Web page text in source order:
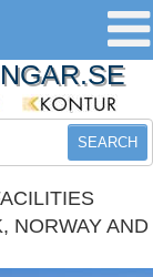
SEARCH
NORWAY AND